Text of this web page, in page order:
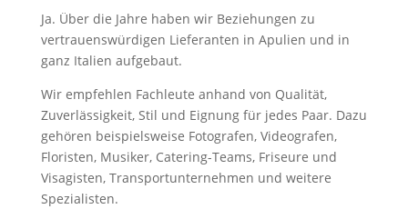
Ja. Über die Jahre haben wir Beziehungen zu
vertrauenswürdigen Lieferanten in Apulien und in
ganz Italien aufgebaut.
Wir empfehlen Fachleute anhand von Qualität,
Zuverlässigkeit, Stil und Eignung für jedes Paar. Dazu
gehören beispielsweise Fotografen, Videografen,
Floristen, Musiker, Catering-Teams, Friseure und
Visagisten, Transportunternehmen und weitere
Spezialisten.